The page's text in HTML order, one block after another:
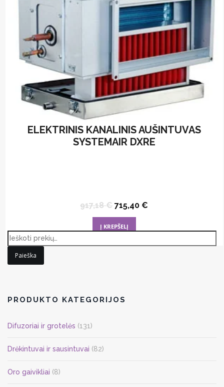
ELEKTRINIS KANALINIS AUŠINTUVAS
SYSTEMAIR DXRE
917,18€ Original
price
917,18 €.
715,40 €
715,40 €.
Į KREPŠELĮ
Paieška
PRODUKTO KATEGORIJOS
Difuzoriai ir grotelės (131)
Drėkintuvai ir sausintuvai (82)
Oro gaivikliai (8)